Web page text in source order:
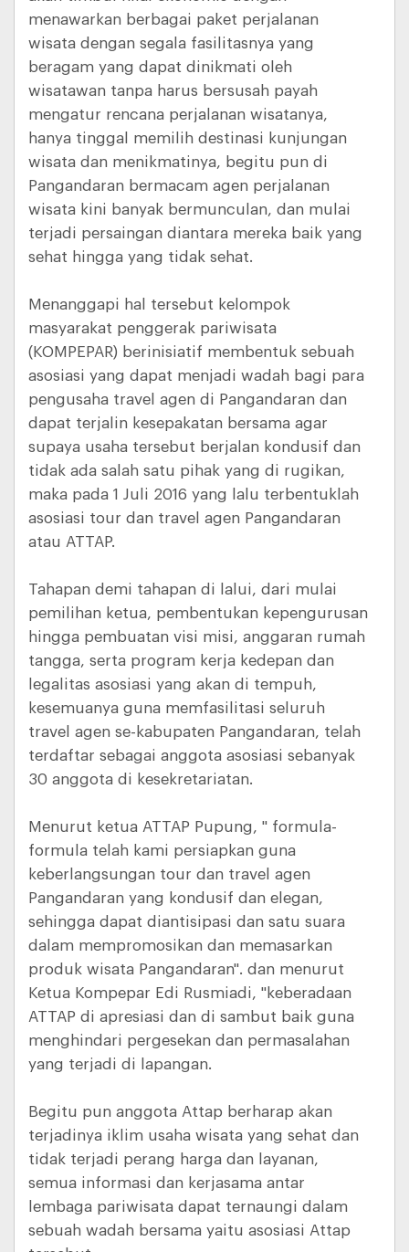
menawarkan berbagai paket perjalanan
wisata dengan segala fasilitasnya yang
beragam yang dapat dinikmati oleh
wisatawan tanpa harus bersusah payah
mengatur rencana perjalanan wisatanya,
hanya tinggal memilih destinasi kunjungan
wisata dan menikmatinya, begitu pun di
Pangandaran bermacam agen perjalanan
wisata kini banyak bermunculan, dan mulai
terjadi persaingan diantara mereka baik yang
sehat hingga yang tidak sehat.
Menanggapi hal tersebut kelompok
masyarakat penggerak pariwisata
(KOMPEPAR) berinisiatif membentuk sebuah
asosiasi yang dapat menjadi wadah bagi para
pengusaha travel agen di Pangandaran dan
dapat terjalin kesepakatan bersama agar
supaya usaha tersebut berjalan kondusif dan
tidak ada salah satu pihak yang di rugikan,
maka pada 1 Juli 2016 yang lalu terbentuklah
asosiasi tour dan travel agen Pangandaran
atau ATTAP.
Tahapan demi tahapan di lalui, dari mulai
pemilihan ketua, pembentukan kepengurusan
hingga pembuatan visi misi, anggaran rumah
tangga, serta program kerja kedepan dan
legalitas asosiasi yang akan di tempuh,
kesemuanya guna memfasilitasi seluruh
travel agen se-kabupaten Pangandaran, telah
terdaftar sebagai anggota asosiasi sebanyak
30 anggota di kesekretariatan.
Menurut ketua ATTAP Pupung, " formula-
formula telah kami persiapkan guna
keberlangsungan tour dan travel agen
Pangandaran yang kondusif dan elegan,
sehingga dapat diantisipasi dan satu suara
dalam mempromosikan dan memasarkan
produk wisata Pangandaran". dan menurut
Ketua Kompepar Edi Rusmiadi, "keberadaan
ATTAP di apresiasi dan di sambut baik guna
menghindari pergesekan dan permasalahan
yang terjadi di lapangan.
Begitu pun anggota Attap berharap akan
terjadinya iklim usaha wisata yang sehat dan
tidak terjadi perang harga dan layanan,
semua informasi dan kerjasama antar
lembaga pariwisata dapat ternaungi dalam
sebuah wadah bersama yaitu asosiasi Attap